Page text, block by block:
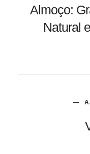
Almoço:
Natural